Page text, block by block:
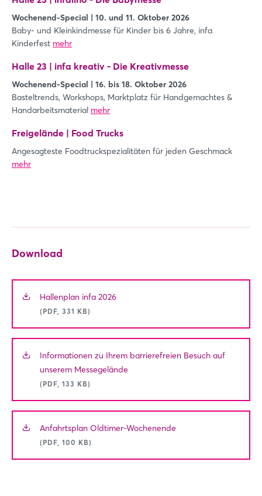
Wochenend-Special | 10. und 11. Oktober 2026
Baby- und Kleinkindmesse für Kinder bis 6 Jahre, infa
Kinderfest mehr
Halle 23 | infa kreativ - Die Kreativmesse
Wochenend-Special | 16. bis 18. Oktober 2026
Basteltrends, Workshops, Marktplatz für Handgemachtes &
Handarbeitsmaterial mehr
Freigelände | Food Trucks
Angesagteste Foodtruckspezialitäten für jeden Geschmack
mehr
Download
Hallenplan infa 2026
(PDF, 331 KB)
Informationen zu Ihrem barrierefreien Besuch auf
unserem Messegelände
(PDF, 133 KB)
Anfahrtsplan Oldtimer-Wochenende
(PDF, 100 KB)
Login
Einloggen
Passwort vergessen?